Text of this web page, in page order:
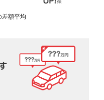
額平均